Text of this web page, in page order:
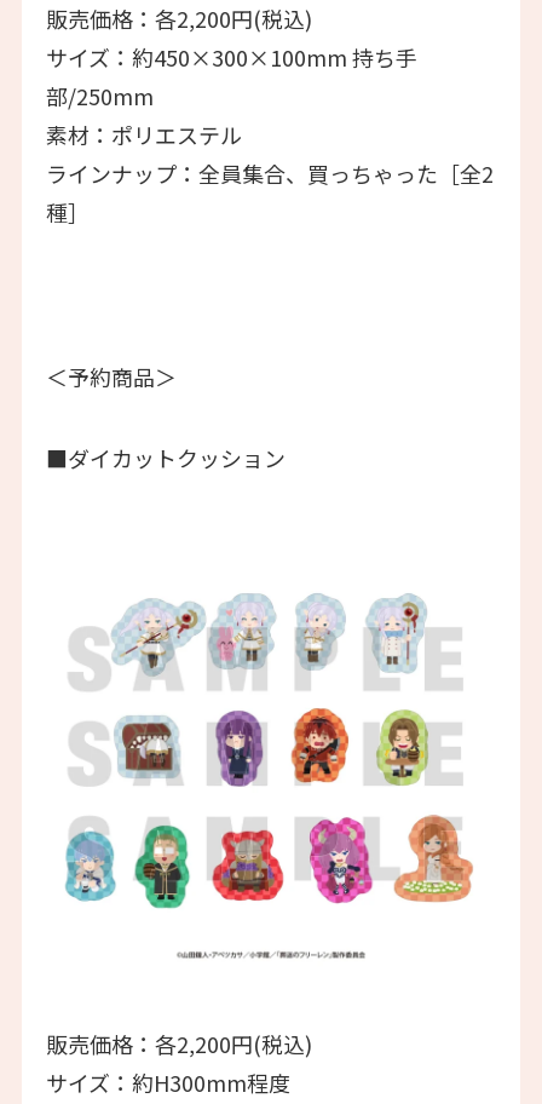
販売価格：各2,200円(税込)
サイズ：約450×300×100mm 持ち手
部/250mm
素材：ポリエステル
ラインナップ：全員集合、買っちゃった［全2
種］
＜予約商品＞
■ダイカットクッション
販売価格：各2,200円(税込)
サイズ：約H300mm程度